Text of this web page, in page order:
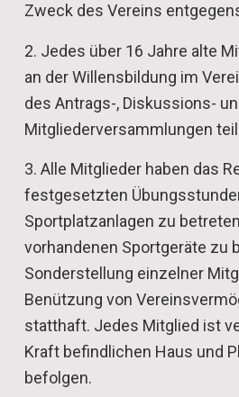
Zweck des Vereins
2. Jedes über 16 Jahre alte
an der Willensbildung im
des Antrags-, Diskussions-
Mitgliederversammlungen
3. Alle Mitglieder haben das
festgesetzten
Sportplatzanlagen zu
vorhandenen Sportgeräte zu
Sonderstellung einzelner
Benützung von
statthaft. Jedes Mitglied ist
Kraft befindlichen Haus und
befolgen.